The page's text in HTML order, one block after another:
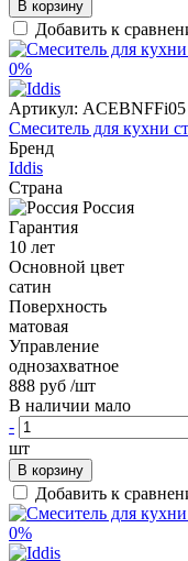
В корзину
Добавить к
0%
Артикул: ACEBNFFi05
Смеситель для кухни
Бренд
Iddis
Страна
Россия
Гарантия
10 лет
Основной цвет
сатин
Поверхность
матовая
Управление
однозахватное
888 руб /шт
В наличии мало
-
шт
В корзину
Добавить к
0%